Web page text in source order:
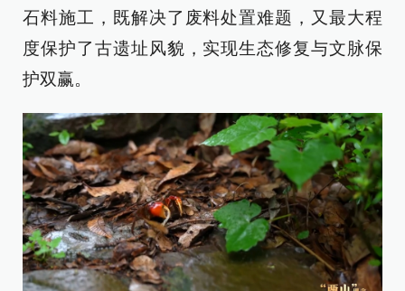
石料施工，既解决了废料处置难题，又最大程
度保护了古遗址风貌，实现生态修复与文脉保
护双赢。